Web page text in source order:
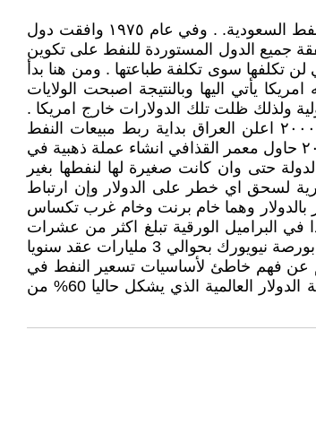
في عام ١٩٧٣ وافق ملك السعودية فيصل على قبول الدولار كعملة وحيدة لشراء النفط مقابل تقديم امريكا الحماية العسكرية لحقول النفط السعودية. . وفي عام ١٩٧٥ وافقت دول
جميع الدول المستوردة للنفط على تكوين
لن تكلفها سوى تكلفة طباعتها . ومن هنا بدأ
يأتي اليها وبالنتيجة اصبحت الولايات
ولذلك ظلت تلك الدولارات خارج امريكا .
بعد ربط الدولار بالنفط اصبح بإمكان امريكا انفاق المزيد من الاموال على قواتها العسكرية التي اصبحت الاولى في العالم . في عام ٢٠٠٠ اعلن العراق بداية ربط مبيعات النفط
العراقية باليورو بدلا من الدولار مما دفع مع عوامل أخرى الولايات المتحدة الى اسقاط نظام صدام حسين بالقوة العسكرية . وفي عام ٢٠١١ حاول معمر القذافي انشاء عملة ذهبية في
حتى وان كانت صغيرة لها لنفطها بغير
لسحق اي خطر على الدولار وإن ارتباط
بالدولار وهما خام برنت وخام غرب تكساس
في البراميل الورقية تبلغ اكثر من عشرات
اضعاف التبادل الحقيقي وخاصة في بورصة نيويورك وبورصة لندن من خلال المضاربة بعقود المستقبليات اذ بورصة تتعامل بورصة تتعامل بورصة نيويورك بحوالي 3 مليارات عقد سنويا
وتنم عن فهم خاطئ لأساسيات تسعير النفط في
السوق العالمية ولأنها ستعرض العراق الى ردود أفعال أمريكية عنيفة جدا لان التخلي عن الدولار يعد خط احمر امريكي لأنه سيهدد مكانة الدولار العالمية الذي يشكل حاليا 60% من